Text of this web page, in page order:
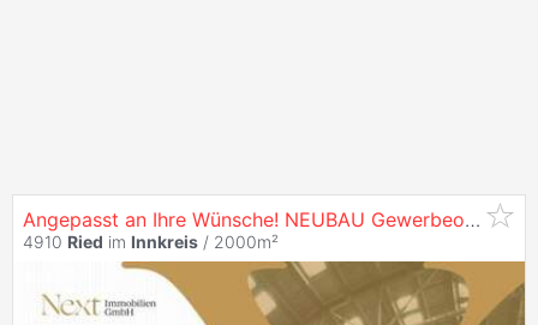
Angepasst an Ihre Wünsche! NEUBAU Gewerbeobjekt in
4910 Ried im Innkreis / 2000m²